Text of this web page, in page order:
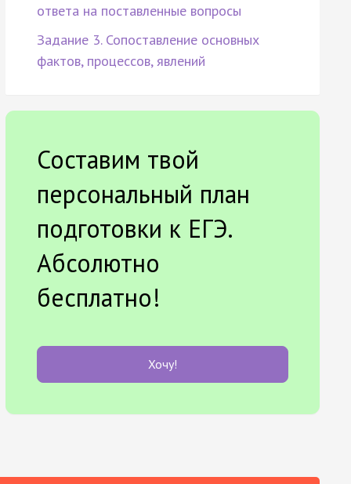
ответа на поставленные вопросы
Задание 3. Сопоставление основных
фактов, процессов, явлений
Составим твой
персональный план
подготовки к ЕГЭ.
Абсолютно
бесплатно!
Хочу!